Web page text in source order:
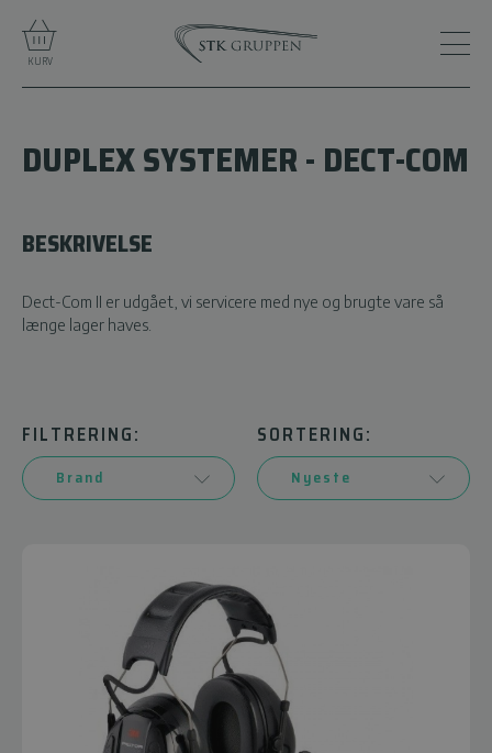
KURV
DUPLEX SYSTEMER - DECT-COM
BESKRIVELSE
Dect-Com II er udgået, vi servicere med nye og brugte vare så
længe lager haves.
FILTRERING: SORTERING: